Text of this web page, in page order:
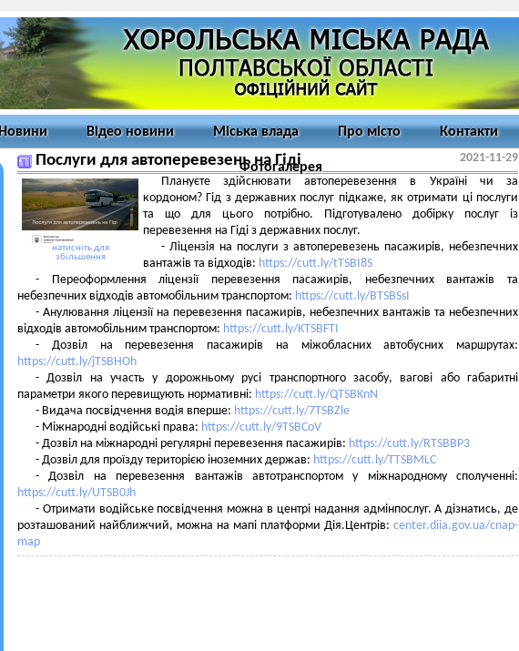
Новини Відео новини Міська влада Про місто Контакти
Фотогалерея
Послуги для автоперевезень на Гіді 2021-11-29
натисніть для
збільшення
Плануєте здійснювати автоперевезення в Україні чи за
кордоном? Гід з державних послуг підкаже, як отримати ці послуги
та що для цього потрібно. Підготувалено добірку послуг із
перевезення на Гіді з державних послуг.
- Ліцензія на послуги з автоперевезень пасажирів, небезпечних
вантажів та відходів: https://cutt.ly/tTSBI8S
- Переоформлення ліцензії перевезення пасажирів, небезпечних вантажів та
небезпечних відходів автомобільним транспортом: https://cutt.ly/BTSBSsI
- Анулювання ліцензії на перевезення пасажирів, небезпечних вантажів та небезпечних
відходів автомобільним транспортом: https://cutt.ly/KTSBFTI
- Дозвіл на перевезення пасажирів на міжобласних автобусних маршрутах:
https://cutt.ly/jTSBHOh
- Дозвіл на участь у дорожньому русі транспортного засобу, вагові або габаритні
параметри якого перевищують нормативні: https://cutt.ly/QTSBKnN
- Видача посвідчення водія вперше: https://cutt.ly/7TSBZle
- Міжнародні водійські права: https://cutt.ly/9TSBCoV
- Дозвіл на міжнародні регулярні перевезення пасажирів: https://cutt.ly/RTSBBP3
- Дозвіл для проїзду територією іноземних держав: https://cutt.ly/TTSBMLC
- Дозвіл на перевезення вантажів автотранспортом у міжнародному сполученні:
https://cutt.ly/UTSB0Jh
- Отримати водійське посвідчення можна в центрі надання адмінпослуг. А дізнатись, де
розташований найближчий, можна на мапі платформи Дія.Центрів: center.diia.gov.ua/cnap-
map